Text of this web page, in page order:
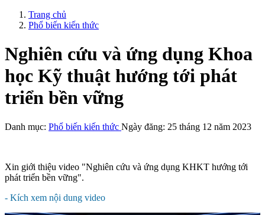
Trang chủ
Phổ biến kiến thức
Nghiên cứu và ứng dụng Khoa
học Kỹ thuật hướng tới phát
triển bền vững
Danh mục: Phổ biến kiến thức Ngày đăng: 25 tháng 12 năm 2023
Xin giới thiệu video "Nghiên cứu và ứng dụng KHKT hướng tới
phát triển bền vững".
- Kích xem nội dung video